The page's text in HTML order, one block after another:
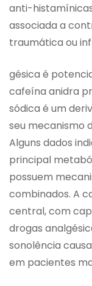
anti-
associada a
traumática ou
gésica é
cafeína anidra
sódica é um
seu mecanismo
Alguns dados
principal
possuem
combinados. A
central, com
drogas
sonolência
em pacientes